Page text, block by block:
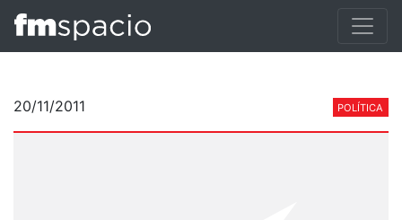
20/11/2011 POLÍTICA